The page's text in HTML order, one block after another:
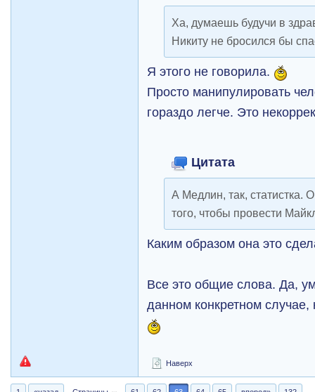
Ха, думаешь будучи в
Никиту не бросился бы
Я этого не говорила.
Просто манипулировать
гораздо легче. Это
Цитата
А Медлин, так, статистка.
того, чтобы провести
Каким образом она это
Все это общие слова. Да,
данном конкретном случае,
Наверх